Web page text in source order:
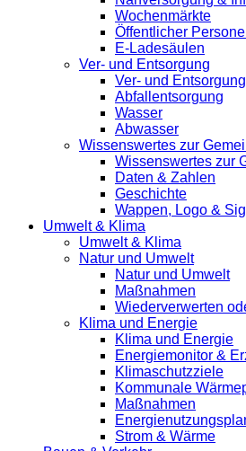
Wochenmärkte
Öffentlicher
E-Ladesäulen
Ver- und Entsorgung
Ver- und Entsorgung
Abfallentsorgung
Wasser
Abwasser
Wissenswertes zur
Wissenswertes zur
Daten & Zahlen
Geschichte
Wappen, Logo &
Umwelt & Klima
Umwelt & Klima
Natur und Umwelt
Natur und Umwelt
Maßnahmen
Wiederverwerten
Klima und Energie
Klima und Energie
Energiemonitor &
Klimaschutzziele
Kommunale
Maßnahmen
Strom & Wärme